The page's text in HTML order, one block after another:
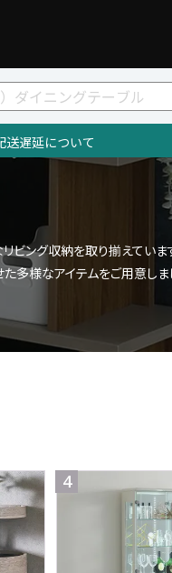
送遅延について
ビング収納を取り揃えていま
多様なアイテムをご用意しま
4